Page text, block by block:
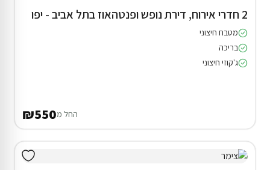
2 חדרי אירוח, דירת נופש ופנטהאוז בתל אביב - יפו
מטבח חיצוני
בריכה
ג'קוזי חיצוני
החל מ₪550